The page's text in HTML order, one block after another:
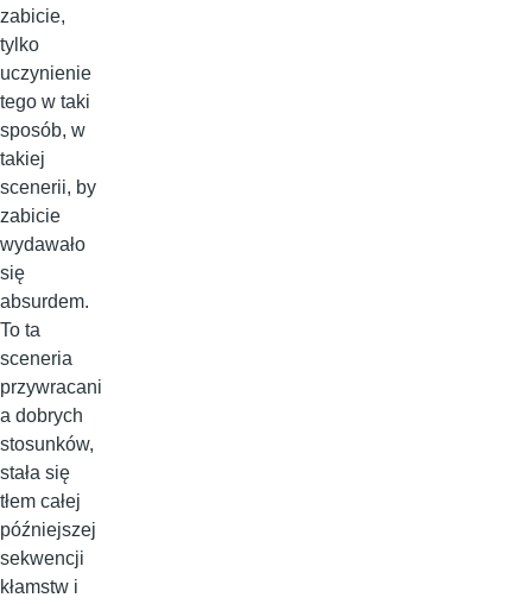
zabicie,
tylko
uczynienie
tego w taki
sposób, w
takiej
scenerii, by
zabicie
wydawało
się
absurdem.
To ta
sceneria
przywracani
a dobrych
stosunków,
stała się
tłem całej
późniejszej
sekwencji
kłamstw i